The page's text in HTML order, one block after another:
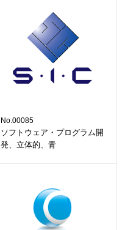
No.00085
ソフトウェア・プログラム開
発、立体的、青